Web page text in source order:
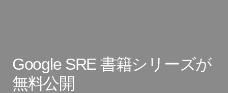
Google SRE 書籍シリーズが
無料公開